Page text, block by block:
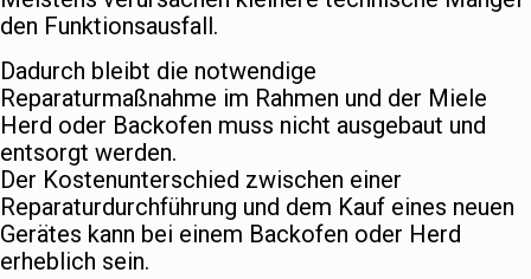
den Funktionsausfall.
Dadurch bleibt die notwendige
Reparaturmaßnahme im Rahmen und der Miele
Herd oder Backofen muss nicht ausgebaut und
entsorgt werden.
Der Kostenunterschied zwischen einer
Reparaturdurchführung und dem Kauf eines neuen
Gerätes kann bei einem Backofen oder Herd
erheblich sein.